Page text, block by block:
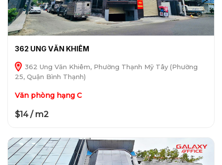
362 UNG VĂN KHIÊM
362 Ung Văn Khiêm, Phường Thạnh Mỹ Tây (Phường
25, Quận Bình Thạnh)
Văn phòng hạng C
$14 / m2